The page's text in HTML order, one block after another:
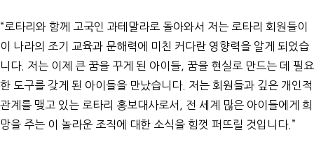
“로타리와 함께 고국인 과테말라로 돌아와서 저는 로타리 회원들이
이 나라의 조기 교육과 문해력에 미친 커다란 영향력을 알게 되었습
니다. 저는 이제 큰 꿈을 꾸게 된 아이들, 꿈을 현실로 만드는 데 필요
한 도구를 갖게 된 아이들을 만났습니다. 저는 회원들과 깊은 개인적
관계를 맺고 있는 로타리 홍보대사로서, 전 세계 많은 아이들에게 희
망을 주는 이 놀라운 조직에 대한 소식을 힘껏 퍼뜨릴 것입니다.”